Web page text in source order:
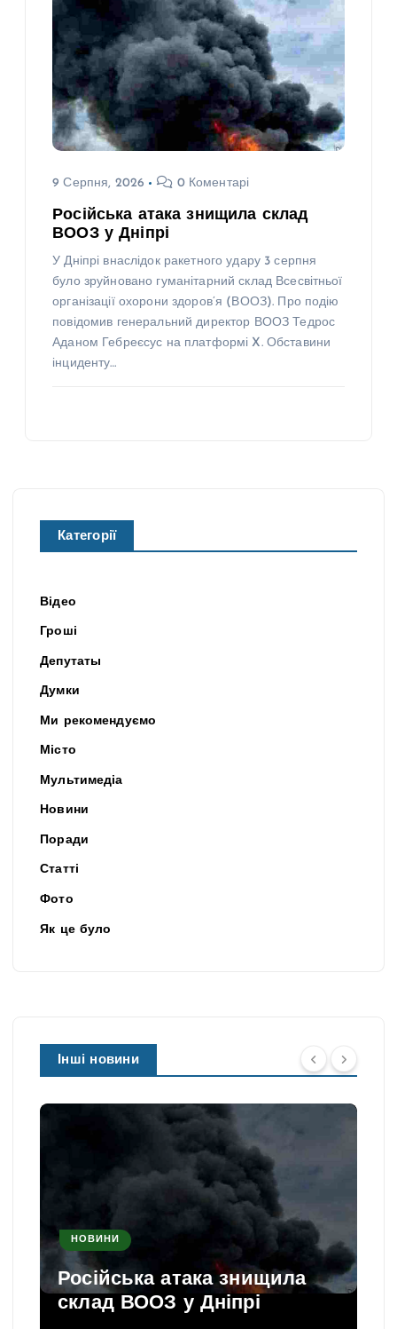
9 Серпня, 2026 0 Коментарі
Російська атака знищила склад
ВООЗ у Дніпрі
У Дніпрі внаслідок ракетного удару 3 серпня
було зруйновано гуманітарний склад Всесвітньої
організації охорони здоров’я (ВООЗ). Про подію
повідомив генеральний директор ВООЗ Тедрос
Аданом Гебреєсус на платформі X. Обставини
інциденту…
Категорії
Відео
Гроші
Депутаты
Думки
Ми рекомендуємо
Місто
Мультимедіа
Новини
Поради
Статті
Фото
Як це було
Інші новини
НОВИНИ
Російська атака знищила
склад ВООЗ у Дніпрі